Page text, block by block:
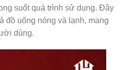
suốt quá trình sử dụng. Đây
đồ uống nóng và lạnh, mang
dùng.